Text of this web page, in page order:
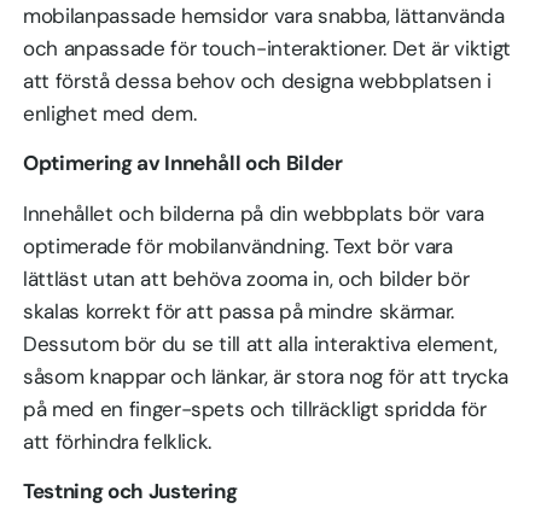
mobilanpassade hemsidor vara snabba, lättanvända
och anpassade för touch-interaktioner. Det är viktigt
att förstå dessa behov och designa webbplatsen i
enlighet med dem.
Optimering av Innehåll och Bilder
Innehållet och bilderna på din webbplats bör vara
optimerade för mobilanvändning. Text bör vara
lättläst utan att behöva zooma in, och bilder bör
skalas korrekt för att passa på mindre skärmar.
Dessutom bör du se till att alla interaktiva element,
såsom knappar och länkar, är stora nog för att trycka
på med en finger-spets och tillräckligt spridda för
att förhindra felklick.
Testning och Justering